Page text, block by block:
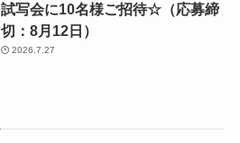
試写会に10名様ご招待☆（応募締
切：8月12日）
2026.7.27